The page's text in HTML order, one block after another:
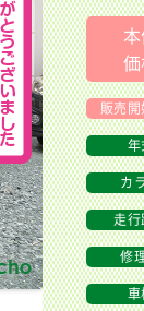
販売
年
カ
走
修
車